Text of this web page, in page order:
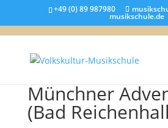
+49 (0) 89 987980
musikschule.de
Münchner
(Bad